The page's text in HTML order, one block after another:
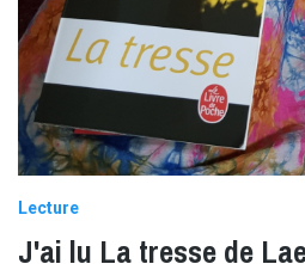
Lecture
J'ai lu La tresse de